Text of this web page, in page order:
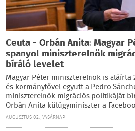
Ceuta - Orbán Anita: Magyar
spanyol miniszterelnök
bíráló levelet
Magyar Péter miniszterelnök is aláírta
és kormányfővel együtt a Pedro
miniszterelnök migrációs politikáját
Orbán Anita külügyminiszter a
AUGUSZTUS 02., VASÁRNAP